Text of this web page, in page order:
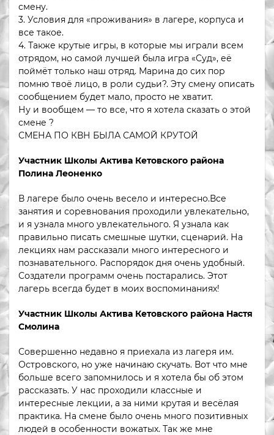
смену.
3. Условия для «проживания» в лагере, корпуса и
все такое.
4. Также крутые игры, в которые мы играли всем
отрядом, но самой лучшей была игра «Суд», её
поймёт только наш отряд. Марина до сих пор
помню твоё лицо, в роли судьи?. Эту смену описать
сообщением будет мало, просто не хватит.
Ну и вообщем — то все, что я хотела сказать о этой
смене ?
СМЕНА ПО КВН БЫЛА САМОЙ КРУТОЙ
Участник Школы Актива Кетовского района
Полина Леоненко
В лагере было очень весело и интересно.Все
занятия и соревнования проходили увлекательно,
и я узнала много увлекательного. Я узнала как
правильно писать смешные шутки, сценарий. На
лекциях нам рассказали много интересного и
познавательного. Распорядок дня очень удобный.
Создатели программ очень постарались. Этот
лагерь всегда будет в моих воспоминаниях!
Участник Школы Актива Кетовского района Настя
Смолина
Совершенно недавно я приехала из лагеря им.
Островского, но уже начинаю скучать. Вот что мне
больше всего запомнилось и я хотела бы об этом
рассказать. У нас проходили классные и
интересные лекции, а за ними крутая и весёлая
практика. На смене было очень много позитивных
людей в особенности вожатых. Так же мне